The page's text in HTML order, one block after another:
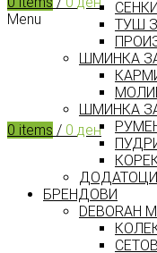
Menu
0 items / 0 ден
ТУШ
ШМИНКА
ШМИНКА
БРЕНДОВИ
DEBORAH